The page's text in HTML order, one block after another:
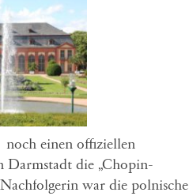
noch einen offiziellen
Darmstadt die „Chopin-
war die polnische